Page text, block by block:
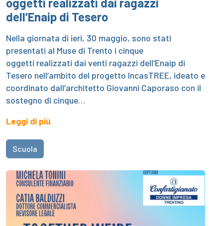
oggetti realizzati dai ragazzi
dell’Enaip di Tesero
Nella giornata di ieri, 30 maggio, sono stati
presentati al Muse di Trento i cinque
oggetti realizzati dai venti ragazzi dell’Enaip di
Tesero nell’ambito del progetto IncasTREE, ideato e
coordinato dall’architetto Giovanni Caporaso con il
sostegno di cinque…
Leggi di più
Scuola